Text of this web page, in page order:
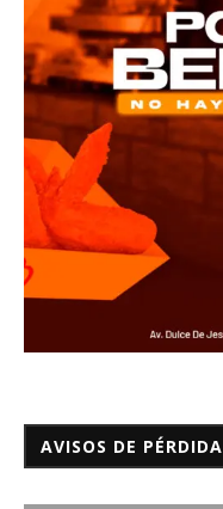
AVISOS DE PÉRDIDA